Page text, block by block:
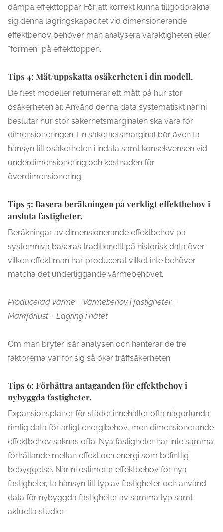
dämpa effekttoppar. För att korrekt kunna tillgodoräkna
sig denna lagringskapacitet vid dimensionerande
effektbehov behöver man analysera varaktigheten eller
“formen” på effekttoppen.
Tips 4: Mät/uppskatta osäkerheten i din modell.
De flest modeller returnerar ett mått på hur stor
osäkerheten är. Använd denna data systematiskt när ni
beslutar hur stor säkerhetsmarginalen ska vara för
dimensioneringen. En säkerhetsmarginal bör även ta
hänsyn till osäkerheten i indata samt konsekvensen vid
underdimensionering och kostnaden för
överdimensionering.
Tips 5: Basera beräkningen på verkligt effektbehov i
ansluta fastigheter.
Beräkningar av dimensionerande effektbehov på
systemnivå baseras traditionellt på historisk data över
vilken effekt man har producerat vilket inte behöver
matcha det underliggande värmebehovet.
Producerad värme = Värmebehov i fastigheter +
Markförlust ± Lagring i nätet
Om man bryter isär analysen och hanterar de tre
faktorerna var för sig så ökar träffsäkerheten.
Tips 6: Förbättra antaganden för effektbehov i
nybyggda fastigheter.
Expansionsplaner för städer innehåller ofta någorlunda
rimlig data för årligt energibehov, men dimensionerande
effektbehov saknas ofta. Nya fastigheter har inte samma
förhållande mellan effekt och energi som befintlig
bebyggelse. När ni estimerar effektbehov för nya
fastigheter, ta hänsyn till typ av fastigheter och använd
data för nybyggda fastigheter av samma typ samt
aktuella studier.